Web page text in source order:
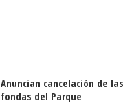
Anuncian cancelación de las
fondas del Parque